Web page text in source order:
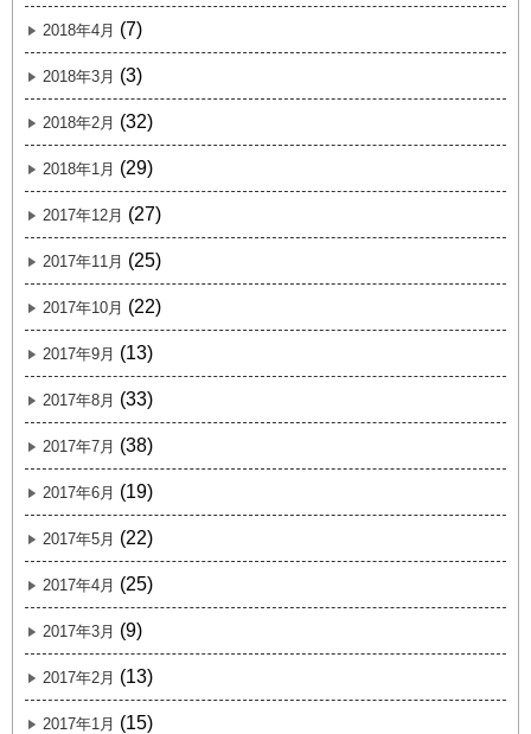
2018年4月 (7)
2018年3月 (3)
2018年2月 (32)
2018年1月 (29)
2017年12月 (27)
2017年11月 (25)
2017年10月 (22)
2017年9月 (13)
2017年8月 (33)
2017年7月 (38)
2017年6月 (19)
2017年5月 (22)
2017年4月 (25)
2017年3月 (9)
2017年2月 (13)
2017年1月 (15)